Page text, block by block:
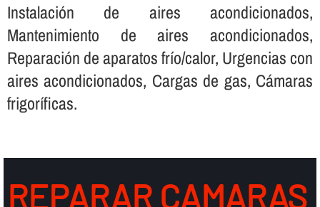
Instalación de aires acondicionados,
Mantenimiento de aires acondicionados,
Reparación de aparatos frí­o/calor, Urgencias con
aires acondicionados, Cargas de gas, Cámaras
frigorí­ficas.
REPARAR CAMARAS